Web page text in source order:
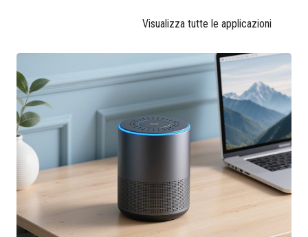
Visualizza tutte le applicazioni